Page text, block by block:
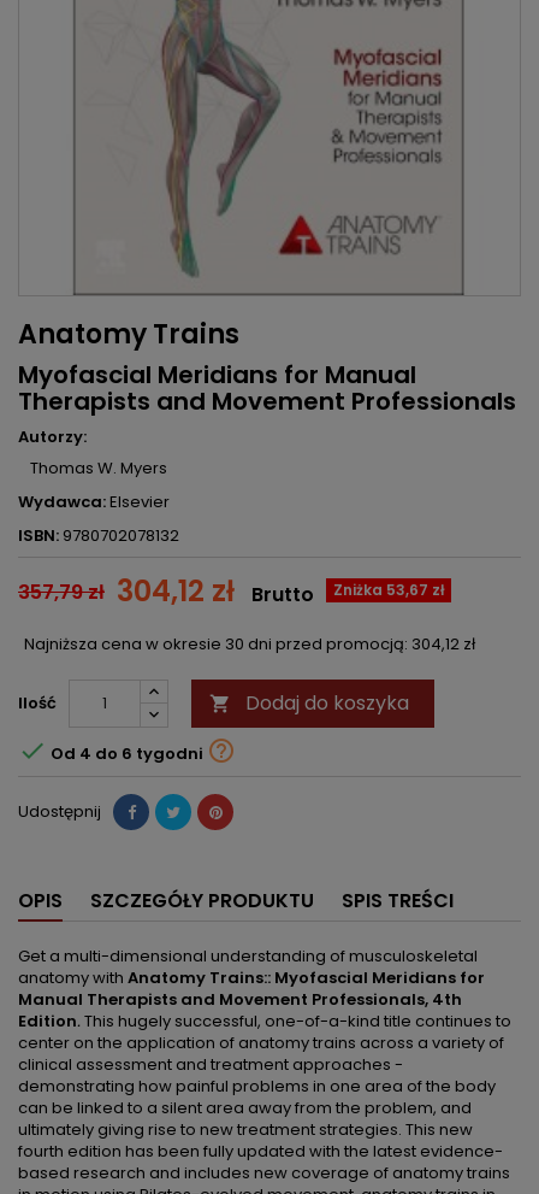
Anatomy Trains
Myofascial Meridians for Manual
Therapists and Movement Professionals
Autorzy:
Thomas W. Myers
Wydawca:Elsevier
ISBN: 9780702078132
357,79 zł 304,12 zł Zniżka 53,67 zł
Brutto
Najniższa cena w okresie 30 dni przed promocją: 304,12 zł
Ilość  Dodaj do koszyka
 Od 4 do 6 tygodni 
Udostępnij
OPIS SZCZEGÓŁY PRODUKTU SPIS TREŚCI
Get a multi-dimensional understanding of musculoskeletal
anatomy with Anatomy Trains:: Myofascial Meridians for
Manual Therapists and Movement Professionals, 4th
Edition. This hugely successful, one-of-a-kind title continues to
center on the application of anatomy trains across a variety of
clinical assessment and treatment approaches -
demonstrating how painful problems in one area of the body
can be linked to a silent area away from the problem, and
ultimately giving rise to new treatment strategies. This new
fourth edition has been fully updated with the latest evidence-
based research and includes new coverage of anatomy trains